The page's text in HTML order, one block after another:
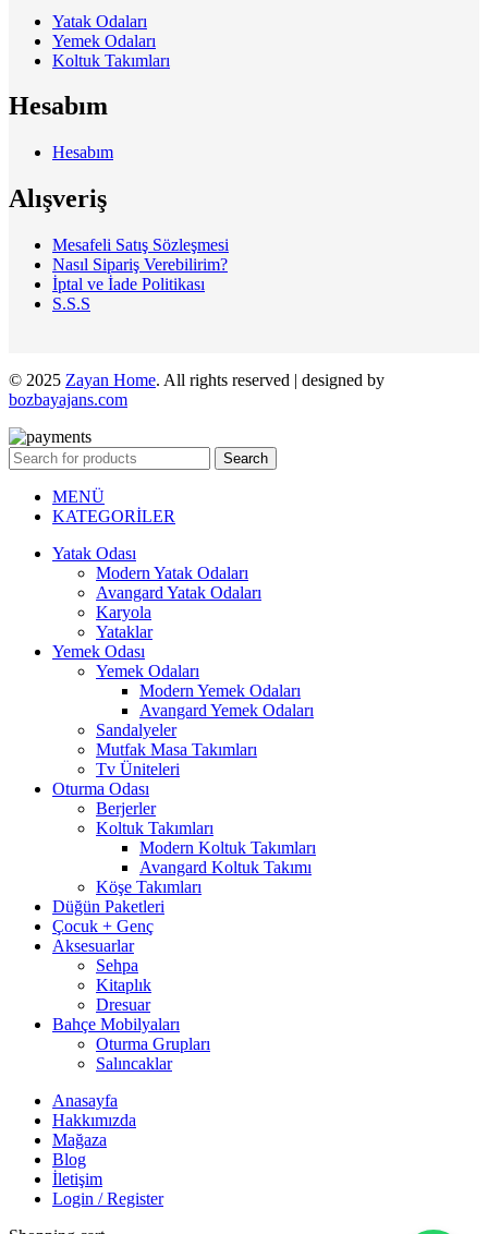
Yatak Odaları
Yemek Odaları
Koltuk Takımları
Hesabım
Hesabım
Alışveriş
Mesafeli Satış Sözleşmesi
Nasıl Sipariş Verebilirim?
İptal ve İade Politikası
S.S.S
© 2025 Zayan Home. All rights reserved | designed by
bozbayajans.com
Search
MENÜ
KATEGORİLER
Yatak Odası
Modern Yatak Odaları
Avangard Yatak Odaları
Karyola
Yataklar
Yemek Odası
Yemek Odaları
Modern Yemek Odaları
Avangard Yemek Odaları
Sandalyeler
Mutfak Masa Takımları
Tv Üniteleri
Oturma Odası
Berjerler
Koltuk Takımları
Modern Koltuk Takımları
Avangard Koltuk Takımı
Köşe Takımları
Düğün Paketleri
Çocuk + Genç
Aksesuarlar
Sehpa
Kitaplık
Dresuar
Bahçe Mobilyaları
Oturma Grupları
Salıncaklar
Anasayfa
Hakkımızda
Mağaza
Blog
İletişim
Login / Register